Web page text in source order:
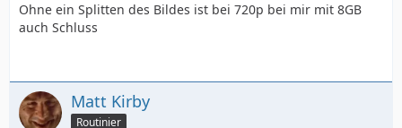
Ohne ein Splitten des Bildes ist bei 720p bei mir mit 8GB
auch Schluss
Matt Kirby
Routinier